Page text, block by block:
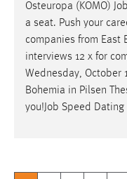
Osteuropa (KOMO) Job
a seat. Push your
companies from East
interviews 12 x for
Wednesday, October
Bohemia in Pilsen
you!Job Speed Dating